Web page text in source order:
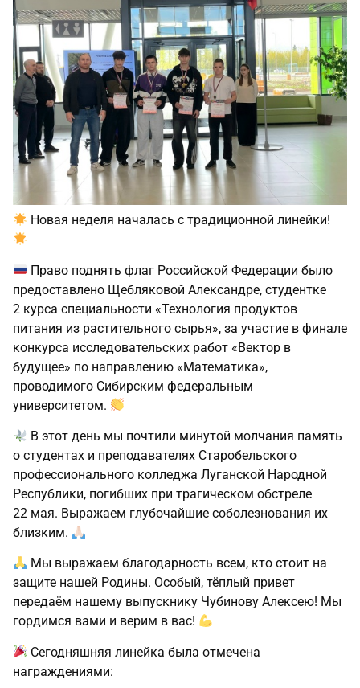
Новая неделя началась с традиционной линейки!
Право поднять флаг Российской Федерации было
предоставлено Щебляковой Александре, студентке
2 курса специальности «Технология продуктов
питания из растительного сырья», за участие в финале
конкурса исследовательских работ «Вектор в
будущее» по направлению «Математика»,
проводимого Сибирским федеральным
университетом.
В этот день мы почтили минутой молчания память
о студентах и преподавателях Старобельского
профессионального колледжа Луганской Народной
Республики, погибших при трагическом обстреле
22 мая. Выражаем глубочайшие соболезнования их
близким.
Мы выражаем благодарность всем, кто стоит на
защите нашей Родины. Особый, тёплый привет
передаём нашему выпускнику Чубинову Алексею! Мы
гордимся вами и верим в вас!
Сегодняшняя линейка была отмечена
награждениями: